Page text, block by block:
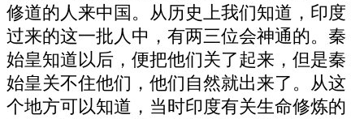
修道的人来中国。从历史上我们知道，印度
过来的这一批人中，有两三位会神通的。秦
始皇知道以后，便把他们关了起来，但是秦
始皇关不住他们，他们自然就出来了。从这
个地方可以知道，当时印度有关生命修炼的